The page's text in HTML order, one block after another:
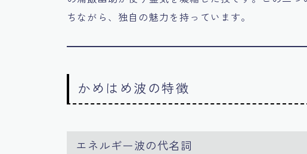
ちながら、独自の魅力を持っています。
かめはめ波の特徴
エネルギー波の代名詞